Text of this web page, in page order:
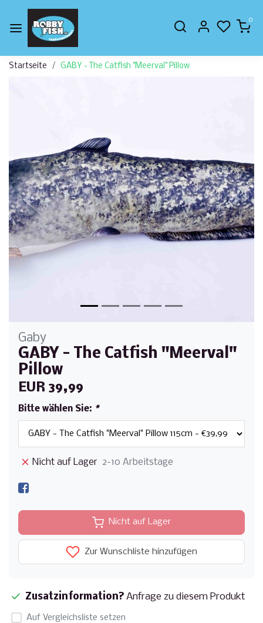
0
Startseite GABY - The Catfish "Meerval" Pillow
Zurück
Gaby
GABY - The Catfish "Meerval"
Pillow
EUR 39,99
Bitte wählen Sie: *
Nicht auf Lager 2-10 Arbeitstage
Nicht auf Lager
Zur Wunschliste hinzufügen
Zusatzinformation? Anfrage zu diesem Produkt
Auf Vergleichsliste setzen